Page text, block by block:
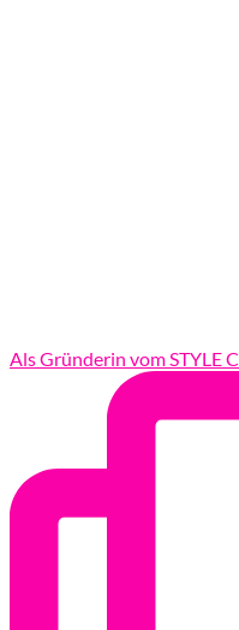
Als Gründerin vom STYLE